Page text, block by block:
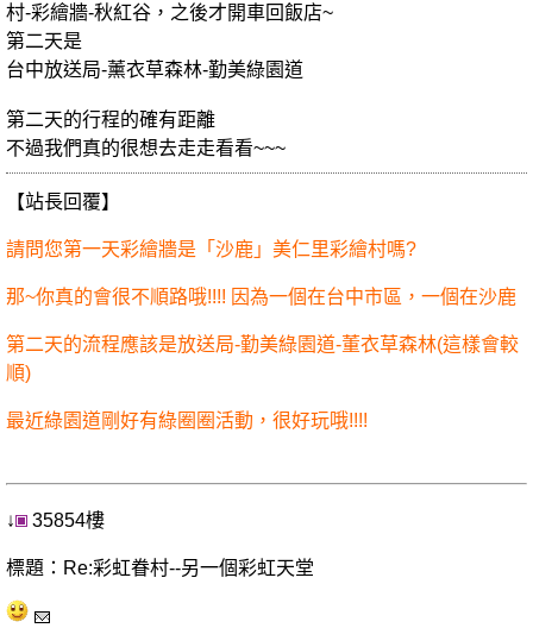
村-彩繪牆-秋紅谷，之後才開車回飯店~
第二天是
台中放送局-薰衣草森林-勤美綠園道
第二天的行程的確有距離
不過我們真的很想去走走看看~~~
【站長回覆】
請問您第一天彩繪牆是「沙鹿」美仁里彩繪村嗎?
那~你真的會很不順路哦!!!! 因為一個在台中市區，一個在沙鹿
第二天的流程應該是放送局-勤美綠園道-董衣草森林(這樣會較
順)
最近綠園道剛好有綠圈圈活動，很好玩哦!!!!
↓ 35854樓
標題：Re:彩虹眷村--另一個彩虹天堂